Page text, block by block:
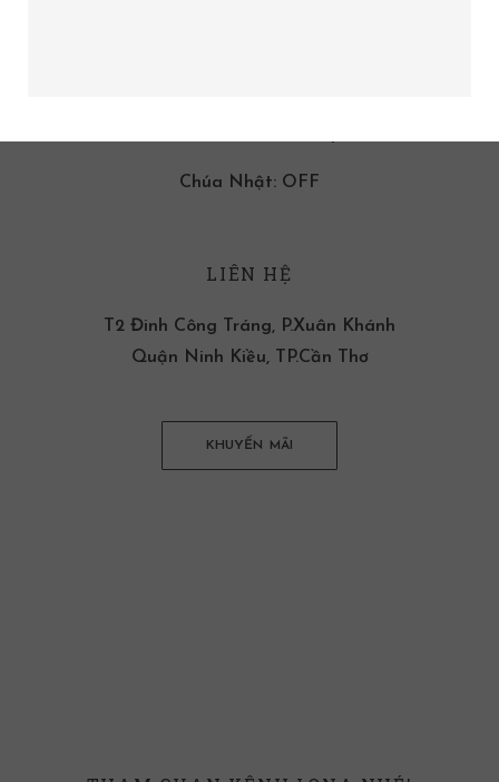
Chúa Nhật: OFF
LIÊN HỆ
T2 Đinh Công Tráng, P.Xuân Khánh
Quận Ninh Kiều, TP.Cần Thơ
KHUYẾN MÃI